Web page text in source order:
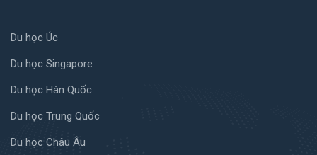
Du học Úc
Du học Singapore
Du học Hàn Quốc
Du học Trung Quốc
Du học Châu Âu